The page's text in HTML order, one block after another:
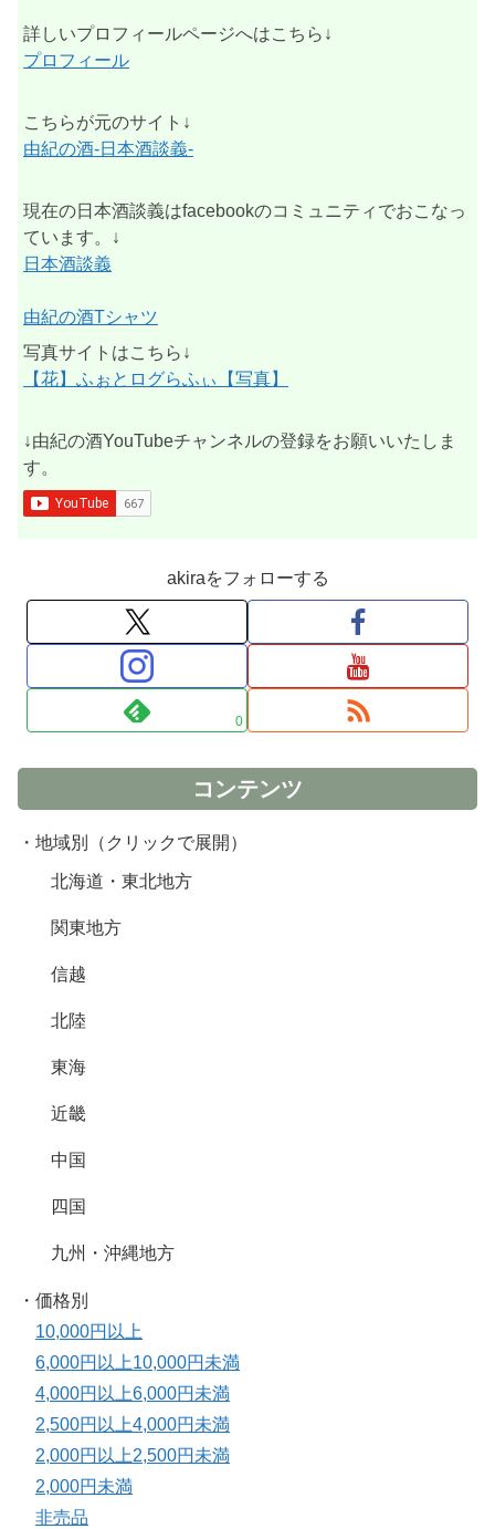
詳しいプロフィールページへはこちら↓
プロフィール
こちらが元のサイト↓
由紀の酒-日本酒談義-
現在の日本酒談義はfacebookのコミュニティでおこなっ
ています。↓
日本酒談義
由紀の酒Tシャツ
写真サイトはこちら↓
【花】ふぉとログらふぃ【写真】
↓由紀の酒YouTubeチャンネルの登録をお願いいたしま
す。
akiraをフォローする
0
コンテンツ
・地域別（クリックで展開）
北海道・東北地方
関東地方
信越
北陸
東海
近畿
中国
四国
九州・沖縄地方
・価格別
10,000円以上
6,000円以上10,000円未満
4,000円以上6,000円未満
2,500円以上4,000円未満
2,000円以上2,500円未満
2,000円未満
非売品